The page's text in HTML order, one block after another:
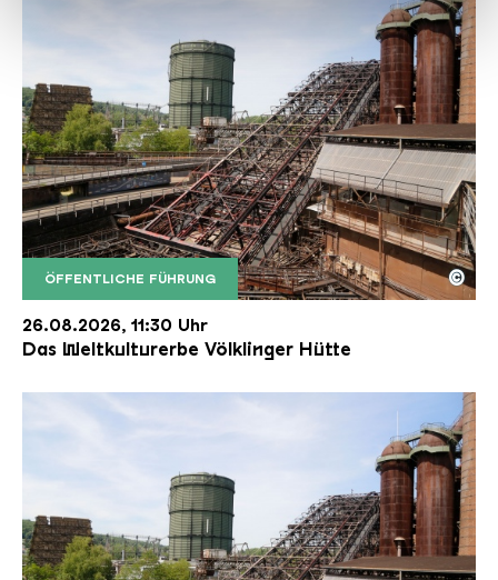
ÖFFENTLICHE FÜHRUNG
Der Erzschrägaufzug der Völklinger Hütte mit
Copyright: Weltkulturerbe Völklinger Hütte | Karl
©
26.08.2026, 11:30 Uhr
Das Weltkulturerbe Völklinger Hütte